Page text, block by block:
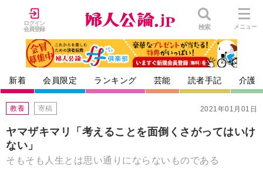
ログイン
会員登録
検索 メニュー
新着 会員限定 ランキング 芸能 読者手記 介護
2021年01月01日
教養 寄稿
ヤマザキマリ「考えることを面倒くさがってはいけ
ない」
そもそも人生とは思い通りにならないものである